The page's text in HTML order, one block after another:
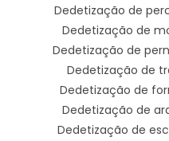
Dedetização de
Dedetização de
Dedetização de
Dedetização de
Dedetização de
Dedetização de
Dedetização de